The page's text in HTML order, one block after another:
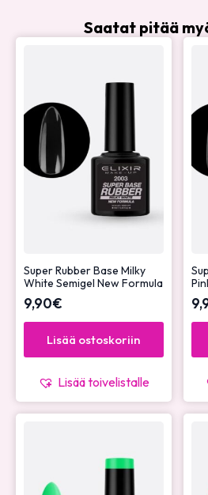
Saatat pitää
Super Rubber Base Milky
White Semigel New Formula
9,90€
Lisää ostoskoriin
Lisää toivelistalle